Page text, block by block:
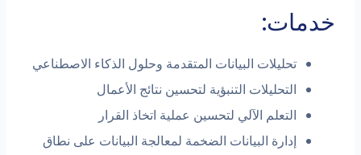
تحليلات البيانات المتقدمة وحلول الذكاء الاصطناعي
التحليلات التنبؤية لتحسين نتائج الأعمال
التعلم الآلي لتحسين عملية اتخاذ القرار
إدارة البيانات الضخمة لمعالجة البيانات على نطاق